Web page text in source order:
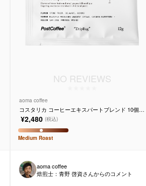
NO REVIEWS
aoma coffee
コスタリカ コーヒーエキスパートブレンド 10個入
り
¥2,480 (税込)
Medium Roast
aoma coffee
焙煎士： 青野 啓資さんからのコメント